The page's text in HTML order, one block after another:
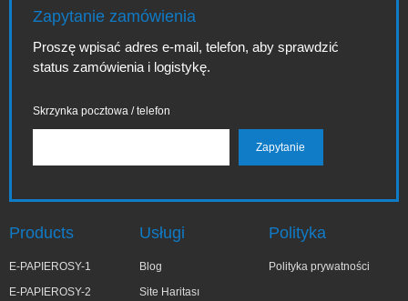
Zapytanie zamówienia
Proszę wpisać adres e-mail, telefon, aby sprawdzić
status zamówienia i logistykę.
Skrzynka pocztowa / telefon
Products
E-PAPIEROSY-1
E-PAPIEROSY-2
Usługi
Blog
Site Haritası
Polityka
Polityka prywatności